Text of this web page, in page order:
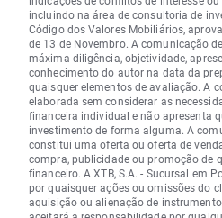
incluindo na área de consultoria de
Código dos Valores Mobiliários,
de 13 de Novembro. A comunicação
máxima diligência, objetividade,
conhecimento do autor na data da
quaisquer elementos de avaliação. A
elaborada sem considerar as
financeira individual e não apresenta
investimento de forma alguma. A
constitui uma oferta ou oferta de
compra, publicidade ou promoção de
financeiro. A XTB, S.A. - Sucursal em
por quaisquer ações ou omissões do
aquisição ou alienação de